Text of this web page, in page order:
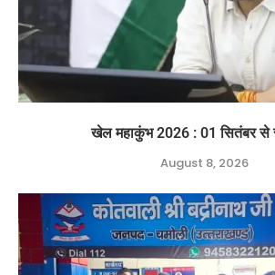
खेल महाकुंभ 2026 : 01 सितंबर से
August 8, 2026